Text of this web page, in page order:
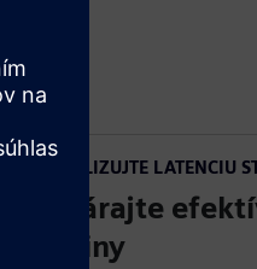
OPTIMALIZUJTE LATENCIU
Vytvárajte
skupiny